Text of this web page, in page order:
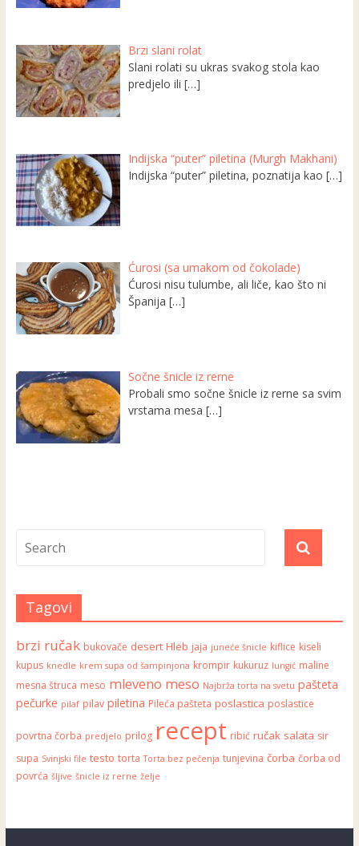
Brzi slani rolat
Slani rolati su ukras svakog stola kao
predjelo ili[…]
Indijska “puter” piletina (Murgh Makhani)
Indijska “puter” piletina, poznatija kao[…]
Ćurosi (sa umakom od čokolade)
Ćurosi nisu tulumbe, ali liče, kao što ni
Španija[…]
Sočne šnicle iz rerne
Probali smo sočne šnicle iz rerne sa svim
vrstama mesa[…]
Tagovi
brzi ručak bukovače desert Hleb jaja juneće šnicle kiflice kiseli
kupus knedle krem supa od šampinjona krompir kukuruz lungić maline
mesna štruca meso mleveno meso Najbrža torta na svetu pašteta
pečurke pilaf pilav piletina Pileća pašteta poslastica poslastice
povrtna čorba predjelo prilog recept ribić ručak salata sir
supa Svinjski file testo torta Torta bez pečenja tunjevina čorba čorba od
povrća šljive šnicle iz rerne želje